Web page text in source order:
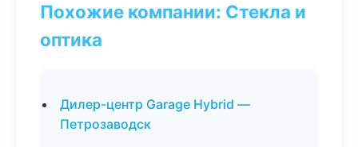
Похожие компании: Стекла и
оптика
Дилер-центр Garage Hybrid —
Петрозаводск